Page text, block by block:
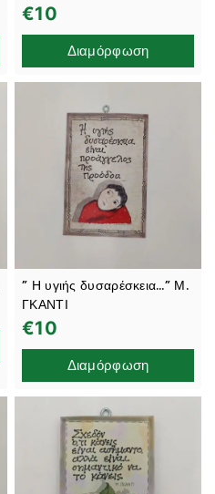
€10
Διαμόρφωση
” Η υγιής δυσαρέσκεια…” Μ.
ΓΚΑΝΤΙ
€10
Διαμόρφωση